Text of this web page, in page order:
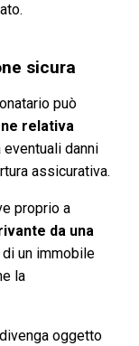
sicura
può
relativa
eventuali danni
assicurativa.
proprio a
da una
di un immobile
la
oggetto